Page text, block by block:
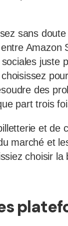
sans
Amazon
juste
des
part trois
et de
marché et
choisir la